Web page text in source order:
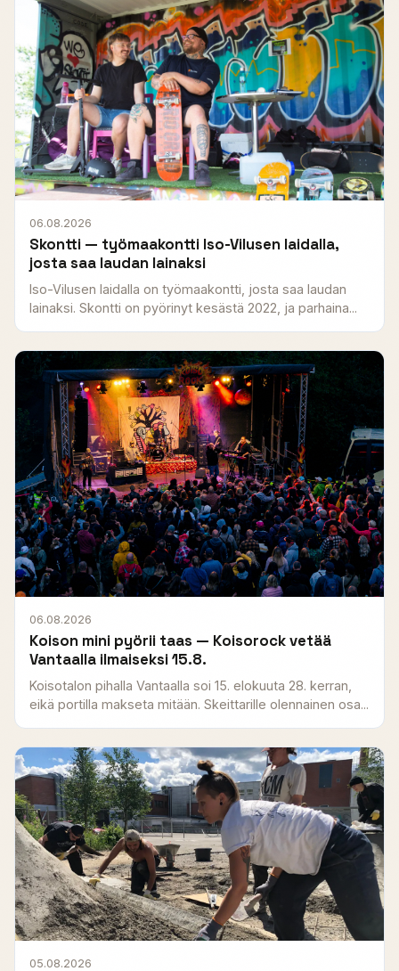
06.08.2026
Skontti — työmaakontti Iso-Vilusen laidalla,
josta saa laudan lainaksi
Iso-Vilusen laidalla on työmaakontti, josta saa laudan
lainaksi. Skontti on pyörinyt kesästä 2022, ja parhaina...
06.08.2026
Koison mini pyörii taas — Koisorock vetää
Vantaalla ilmaiseksi 15.8.
Koisotalon pihalla Vantaalla soi 15. elokuuta 28. kerran,
eikä portilla makseta mitään. Skeittarille olennainen osa...
05.08.2026